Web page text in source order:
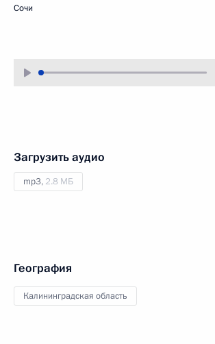
Сочи
Загрузить аудио
mp3, 2.8 МБ
География
Калининградская область